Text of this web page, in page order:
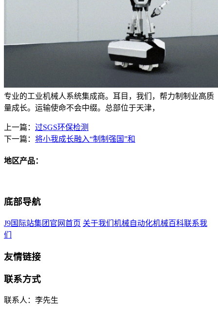
专业的工业机械人系统集成商。耳目，我们，帮力制制业高质
量成长。运输使命不会中缀。总部位于天津，
上一篇： 过SGS环保检测
下一篇： 将小我成长融入“制制强国”和
地区产品：
底部导航
J9国际站集团官网首页 关于我们 机械自动化机械百科联系我
们
友情链接
联系方式
联系人：李先生